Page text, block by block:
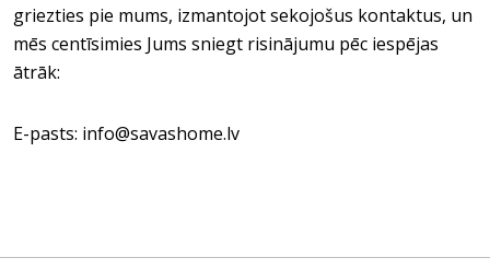
griezties pie mums, izmantojot sekojošus kontaktus, un
mēs centīsimies Jums sniegt risinājumu pēc iespējas
ātrāk:
E-pasts: info@savashome.lv